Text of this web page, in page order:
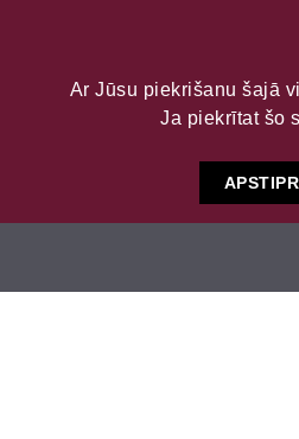
DATU PORTĀLS
Ar Jūsu piekrišanu šajā
Ja piekrītat šo